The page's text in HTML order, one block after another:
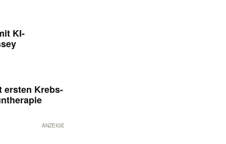
KI-
ersten Krebs-
ANZEIGE